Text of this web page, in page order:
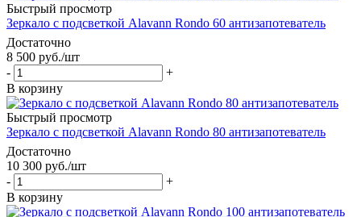
Быстрый просмотр
Зеркало с подсветкой Alavann Rondo 60 антизапотеватель
Достаточно
8 500 руб./шт
-
+
В корзину
Быстрый просмотр
Зеркало с подсветкой Alavann Rondo 80 антизапотеватель
Достаточно
10 300 руб./шт
-
+
В корзину